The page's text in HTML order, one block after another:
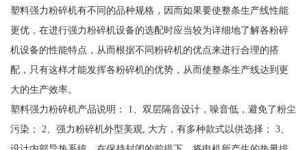
塑料强力粉碎机有不同的品种规格，因而如果要使整条生产线性能
更优，在进行强力粉碎机设备的选配时应当较为详细地了解各粉碎
机设备的性能特点，从而根据不同粉碎机的优点来进行合理的搭
配，只有这样才能发挥各粉碎机的优势，从而使整条生产线达到更
大的生产效率。
塑料强力粉碎机产品说明： 1、双层隔音设计，噪音低，避免了粉尘
污染； 2、强力粉碎机外型美观, 大方，有多种款式以供选择； 3、